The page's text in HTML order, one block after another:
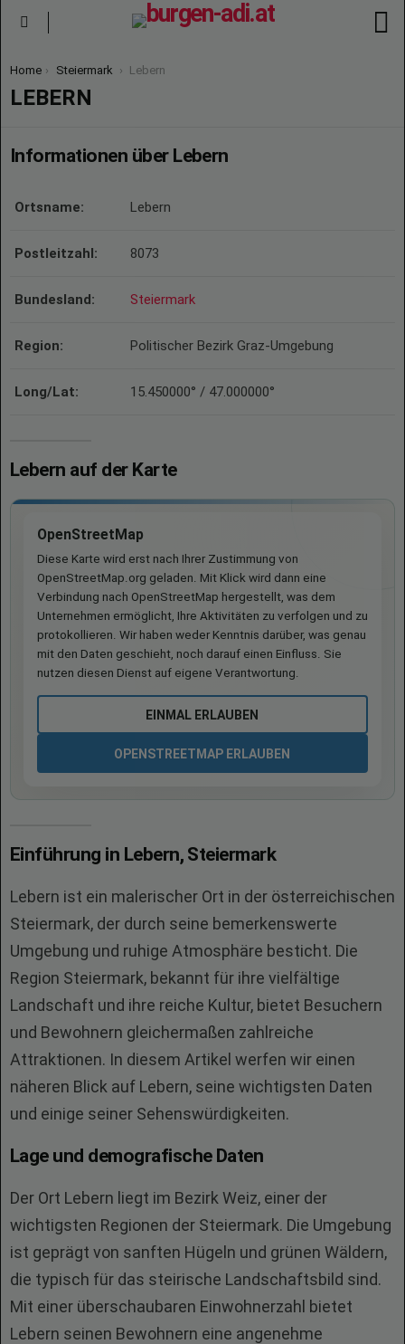
You are here:
Home Steiermark Lebern
LEBERN
Informationen über Lebern
Ortsname: Lebern
Postleitzahl: 8073
Bundesland: Steiermark
Region: Politischer Bezirk Graz-Umgebung
Long/Lat: 15.450000° / 47.000000°
Lebern auf der Karte
OpenStreetMap
Diese Karte wird erst nach Ihrer Zustimmung von
OpenStreetMap.org geladen. Mit Klick wird dann eine
Verbindung nach OpenStreetMap hergestellt, was dem
Unternehmen ermöglicht, Ihre Aktivitäten zu verfolgen und zu
protokollieren. Wir haben weder Kenntnis darüber, was genau
mit den Daten geschieht, noch darauf einen Einfluss. Sie
nutzen diesen Dienst auf eigene Verantwortung.
EINMAL ERLAUBEN
OPENSTREETMAP ERLAUBEN
Einführung in Lebern, Steiermark
Lebern ist ein malerischer Ort in der österreichischen
Steiermark, der durch seine bemerkenswerte
Umgebung und ruhige Atmosphäre besticht. Die
Region Steiermark, bekannt für ihre vielfältige
Landschaft und ihre reiche Kultur, bietet Besuchern
und Bewohnern gleichermaßen zahlreiche
Attraktionen. In diesem Artikel werfen wir einen
näheren Blick auf Lebern, seine wichtigsten Daten
und einige seiner Sehenswürdigkeiten.
Lage und demografische Daten
Der Ort Lebern liegt im Bezirk Weiz, einer der
wichtigsten Regionen der Steiermark. Die Umgebung
ist geprägt von sanften Hügeln und grünen Wäldern,
die typisch für das steirische Landschaftsbild sind.
Mit einer überschaubaren Einwohnerzahl bietet
Lebern seinen Bewohnern eine angenehme